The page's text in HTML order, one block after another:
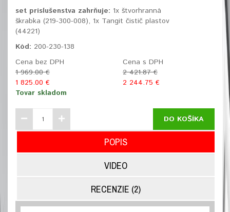
set príslušenstva zahrňuje: 1x štvorhranná
škrabka (219-300-008), 1x Tangit čistič plastov
(44221)
Kód: 200-230-138
Cena bez DPH
1 969.00 €
1 825.00 €
Cena s DPH
2 421.87 €
2 244.75 €
Tovar skladom
DO KOŠÍKA
POPIS
VIDEO
RECENZIE (2)